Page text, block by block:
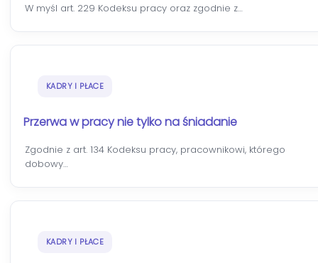
W myśl art. 229 Kodeksu pracy oraz zgodnie z…
KADRY I PŁACE
Przerwa w pracy nie tylko na śniadanie
Zgodnie z art. 134 Kodeksu pracy, pracownikowi, którego
dobowy…
KADRY I PŁACE